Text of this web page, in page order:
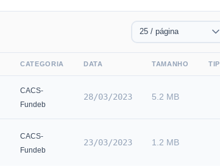
CATEGORIA DATA TAMANHO
CACS-
Fundeb
28/03/2023 5.2 MB
CACS-
Fundeb
23/03/2023 1.2 MB